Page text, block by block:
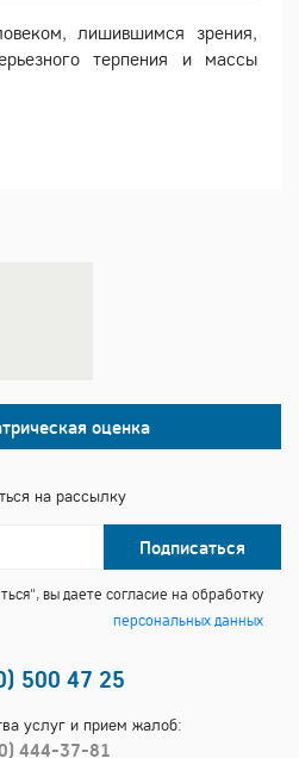
лишившимся зрения,
терпения и массы
оценка
на рассылку
Подписаться
вы даете согласие на обработку
персональных данных
500 47 25
услуг и прием жалоб:
444-37-81